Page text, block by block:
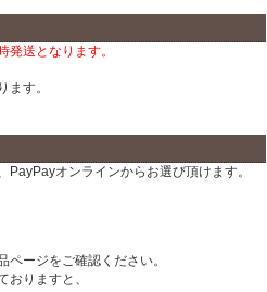
送となります。
す。
オンラインからお選び頂けます。
ージをご確認ください。
りますと、